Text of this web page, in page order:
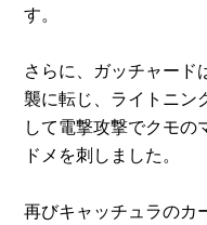
す。
さらに、ガッチャード
襲に転じ、ライトニン
して電撃攻撃でクモの
ドメを刺しました。
再びキャッチュラのカ